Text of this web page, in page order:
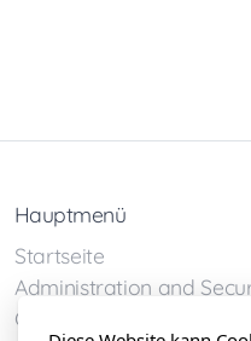
Hauptmenü
Startseite
Administration and
Galerie